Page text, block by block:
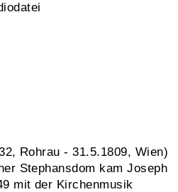
Rohrau - 31.5.1809, Wien)
Stephansdom kam Joseph
mit der Kirchenmusik